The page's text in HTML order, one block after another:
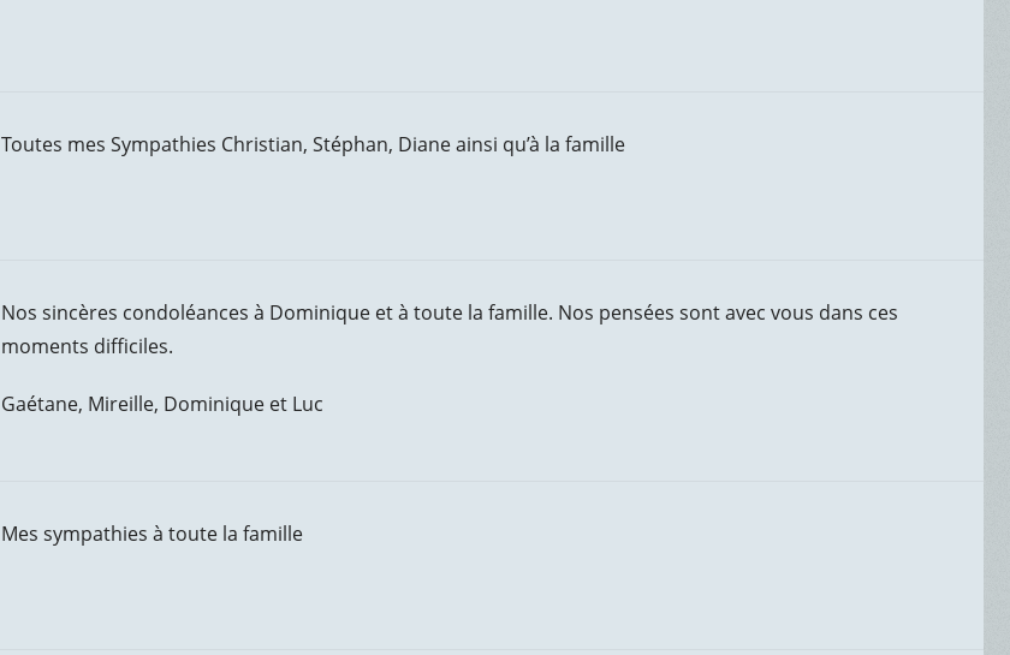
Toutes mes Sympathies Christian, Stéphan, Diane ainsi qu’à la famille
Nos sincères condoléances à Dominique et à toute la famille. Nos pensées sont avec vous dans ces
moments difficiles.
Gaétane, Mireille, Dominique et Luc
Mes sympathies à toute la famille